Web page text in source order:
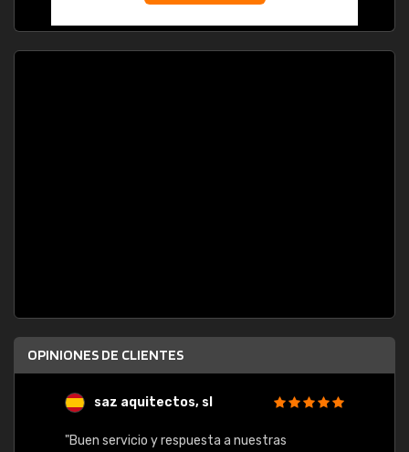
OPINIONES DE CLIENTES
saz aquitectos, sl
"Buen servicio y respuesta a nuestras